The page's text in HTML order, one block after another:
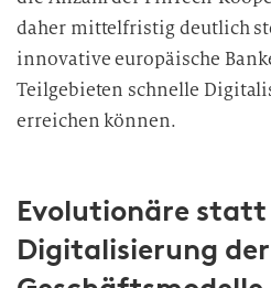
daher mittelfristig deutlich
innovative europäische
Teilgebieten schnelle
erreichen können.
Evolutionäre
Digitalisierung der